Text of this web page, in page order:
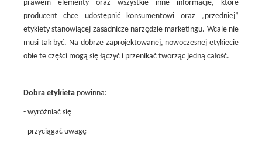
prawem elementy oraz wszystkie inne informacje, które
producent chce udostępnić konsumentowi oraz „przedniej”
etykiety stanowiącej zasadnicze narzędzie marketingu. Wcale nie
musi tak być. Na dobrze zaprojektowanej, nowoczesnej etykiecie
obie te części mogą się łączyć i przenikać tworząc jedną całość.
Dobra etykietapowinna:
- wyróżniać się
- przyciągać uwagę